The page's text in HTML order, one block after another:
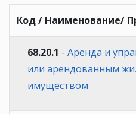
Код / Наименование/
68.20.1 - Аренда и
или арендованным
имуществом